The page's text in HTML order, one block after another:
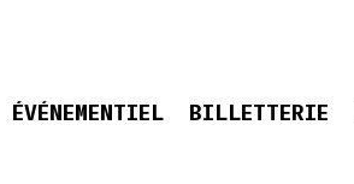
ÉVÉNEMENTIEL BILLETTERIE